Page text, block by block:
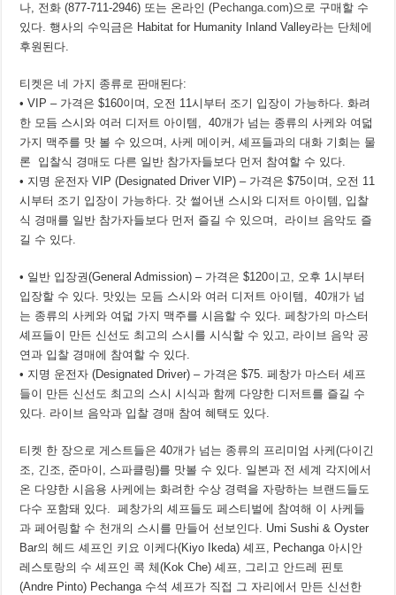
나, 전화 (877-711-2946) 또는 온라인 (Pechanga.com)으로 구매할 수
있다. 행사의 수익금은 Habitat for Humanity Inland Valley라는 단체에
후원된다.
티켓은 네 가지 종류로 판매된다:
• VIP – 가격은 $160이며, 오전 11시부터 조기 입장이 가능하다. 화려
한 모듬 스시와 여러 디저트 아이템, 40개가 넘는 종류의 사케와 여덟
가지 맥주를 맛 볼 수 있으며, 사케 메이커, 셰프들과의 대화 기회는 물
론 입찰식 경매도 다른 일반 참가자들보다 먼저 참여할 수 있다.
• 지명 운전자 VIP (Designated Driver VIP) – 가격은 $75이며, 오전 11
시부터 조기 입장이 가능하다. 갓 썰어낸 스시와 디저트 아이템, 입찰
식 경매를 일반 참가자들보다 먼저 즐길 수 있으며, 라이브 음악도 즐
길 수 있다.
• 일반 입장권(General Admission) – 가격은 $120이고, 오후 1시부터
입장할 수 있다. 맛있는 모듬 스시와 여러 디저트 아이템, 40개가 넘
는 종류의 사케와 여덟 가지 맥주를 시음할 수 있다. 페창가의 마스터
셰프들이 만든 신선도 최고의 스시를 시식할 수 있고, 라이브 음악 공
연과 입찰 경매에 참여할 수 있다.
• 지명 운전자 (Designated Driver) – 가격은 $75. 페창가 마스터 셰프
들이 만든 신선도 최고의 스시 시식과 함께 다양한 디저트를 즐길 수
있다. 라이브 음악과 입찰 경매 참여 혜택도 있다.
티켓 한 장으로 게스트들은 40개가 넘는 종류의 프리미엄 사케(다이긴
조, 긴조, 준마이, 스파클링)를 맛볼 수 있다. 일본과 전 세계 각지에서
온 다양한 시음용 사케에는 화려한 수상 경력을 자랑하는 브랜드들도
다수 포함돼 있다. 페창가의 셰프들도 페스티벌에 참여해 이 사케들
과 페어링할 수 천개의 스시를 만들어 선보인다. Umi Sushi & Oyster
Bar의 헤드 셰프인 키요 이케다(Kiyo Ikeda) 셰프, Pechanga 아시안
레스토랑의 수 셰프인 콕 체(Kok Che) 셰프, 그리고 안드레 핀토
(Andre Pinto) Pechanga 수석 셰프가 직접 그 자리에서 만든 신선한